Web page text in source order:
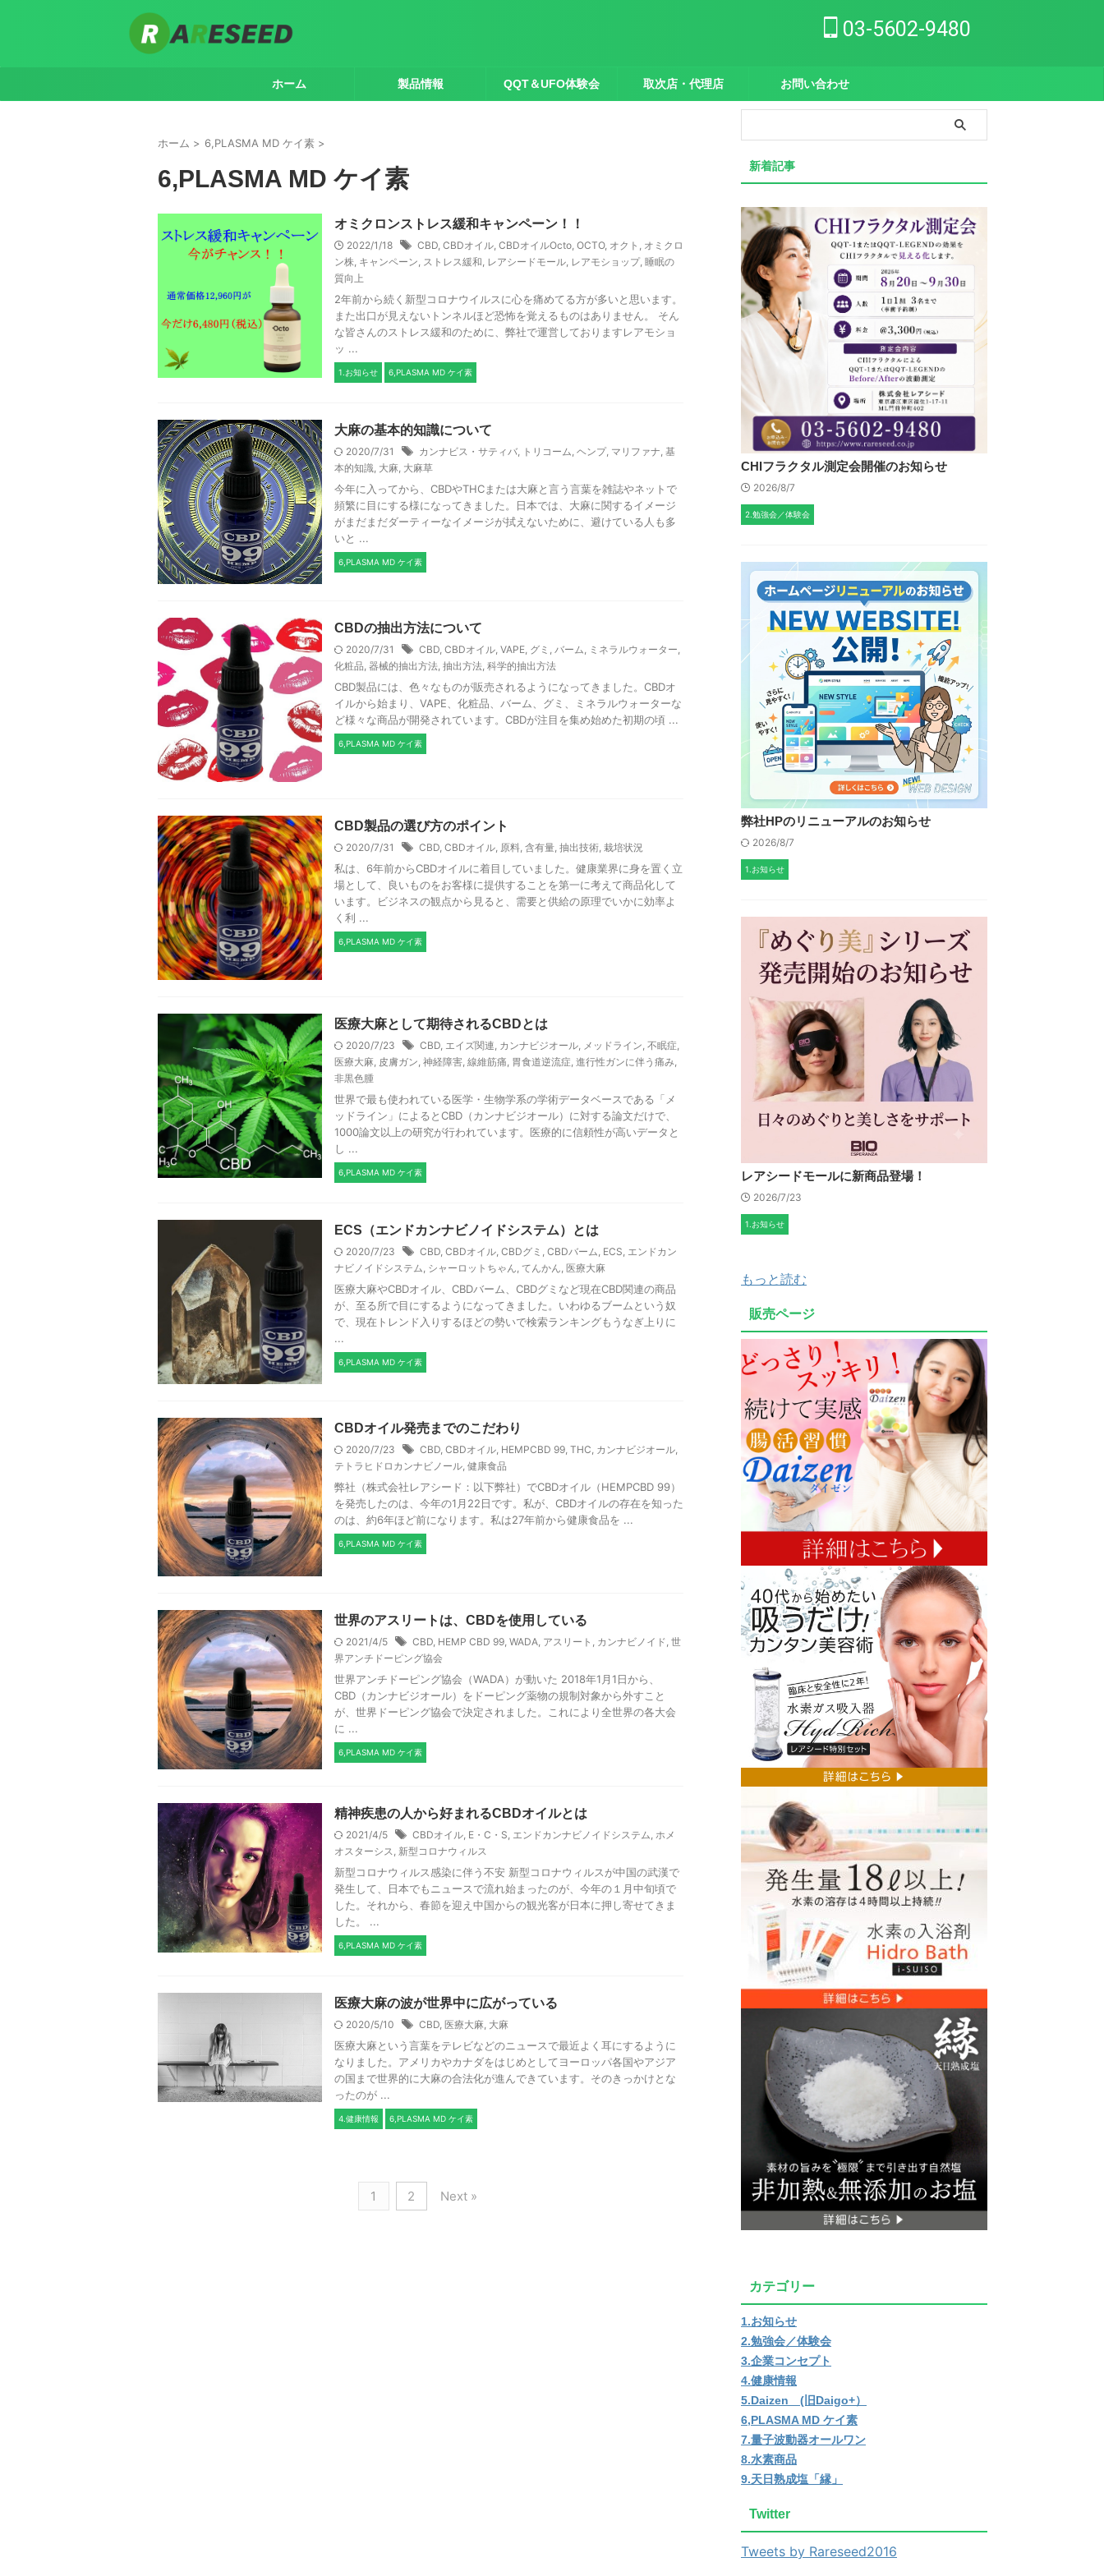
03-5602-9480
ホーム 製品情報 QQT＆UFO体験会 取次店・代理店 お問い合わせ
ホーム > 6,PLASMA MD ケイ素 >
6,PLASMA MD ケイ素
オミクロンストレス緩和キャンペーン！！
2022/1/18 CBD, CBDオイル, CBDオイルOcto, OCTO, オクト , オミクロ
ン株, キャンペーン, ストレス緩和, レアシードモール, レアモショップ, 睡眠の
質向上
2年前から続く新型コロナウイルスに心を痛めてる方が多いと思います。
また出口が見えないトンネルほど恐怖を覚えるものはありません。 そん
な皆さんのストレス緩和のために、弊社で運営しておりますレアモショ
ッ ...
1.お知らせ 6,PLASMA MD ケイ素
大麻の基本的知識について
2020/7/31 カンナビス・サティバ, トリコーム, ヘンプ, マリファナ, 基
本的知識, 大麻, 大麻草
今年に入ってから、CBDやTHCまたは大麻と言う言葉を雑誌やネットで
頻繁に目にする様になってきました。日本では、大麻に関するイメージ
がまだまだダーティーなイメージが拭えないために、避けている人も多
いと ...
6,PLASMA MD ケイ素
CBDの抽出方法について
2020/7/31 CBD, CBDオイル, VAPE, グミ , バーム, ミネラルウォーター,
化粧品, 器械的抽出方法, 抽出方法, 科学的抽出方法
CBD製品には、色々なものが販売されるようになってきました。CBDオ
イルから始まり、VAPE、化粧品、バーム、グミ、ミネラルウォーターな
ど様々な商品が開発されています。CBDが注目を集め始めた初期の頃 ...
6,PLASMA MD ケイ素
CBD製品の選び方のポイント
2020/7/31 CBD, CBDオイル, 原料, 含有量, 抽出技術, 栽培状況
私は、6年前からCBDオイルに着目していました。健康業界に身を置く立
場として、良いものをお客様に提供することを第一に考えて商品化して
います。ビジネスの観点から見ると、需要と供給の原理でいかに効率よ
く利 ...
6,PLASMA MD ケイ素
医療大麻として期待されるCBDとは
2020/7/23 CBD, エイズ関連, カンナビジオール, メッドライン, 不眠症,
医療大麻, 皮膚ガン, 神経障害, 線維筋痛, 胃食道逆流症, 進行性ガンに伴う痛み,
非黒色腫
世界で最も使われている医学・生物学系の学術データベースである「メ
ッドライン」によるとCBD（カンナビジオール）に対する論文だけで、
1000論文以上の研究が行われています。医療的に信頼性が高いデータと
し ...
6,PLASMA MD ケイ素
ECS（エンドカンナビノイドシステム）とは
2020/7/23 CBD, CBDオイル, CBDグミ , CBDバーム, ECS, エンドカン
ナビノイドシステム, シャーロットちゃん, てんかん, 医療大麻
医療大麻やCBDオイル、CBDバーム、CBDグミなど現在CBD関連の商品
が、至る所で目にするようになってきました。いわゆるブームという奴
で、現在トレンド入りするほどの勢いで検索ランキングもうなぎ上りに
...
6,PLASMA MD ケイ素
CBDオイル発売までのこだわり
2020/7/23 CBD, CBDオイル, HEMPCBD 99, THC, カンナビジオール,
テトラヒドロカンナビノール, 健康食品
弊社（株式会社レアシード：以下弊社）でCBDオイル（HEMPCBD 99）
を発売したのは、今年の1月22日です。私が、CBDオイルの存在を知った
のは、約6年ほど前になります。私は27年前から健康食品を ...
6,PLASMA MD ケイ素
世界のアスリートは、CBDを使用している
2021/4/5 CBD, HEMP CBD 99, WADA, アスリート , カンナビノイド, 世
界アンチドーピング協会
世界アンチドーピング協会（WADA）が動いた 2018年1月1日から、
CBD（カンナビジオール）をドーピング薬物の規制対象から外すこと
が、世界ドーピング協会で決定されました。これにより全世界の各大会
に ...
6,PLASMA MD ケイ素
精神疾患の人から好まれるCBDオイルとは
2021/4/5 CBDオイル E・C・S エンドカンナビノイドシステム ホメ
オスターシス 新型コロナウィルス
新型コロナウィルス感染に伴う不安 新型コロナウィルスが中国の武漢で
発生して、日本でもニュースで流れ始まったのが、今年の１月中旬頃で
した。それから、春節を迎え中国からの観光客が日本に押し寄せてきま
した。 ...
6,PLASMA MD ケイ素
医療大麻の波が世界中に広がっている
2020/5/10 CBD 医療大麻 大麻
医療大麻という言葉をテレビなどのニュースで最近よく耳にするように
なりました。アメリカやカナダをはじめとしてヨーロッパ各国やアジア
の国まで世界的に大麻の合法化が進んできています。そのきっかけとな
ったのが ...
4.健康情報 6,PLASMA MD ケイ素
1 2 Next »
新着記事
CHIフラクタル測定会開催のお知らせ
2026/8/7
2.勉強会／体験会
弊社HPのリニューアルのお知らせ
2026/8/7
1.お知らせ
レアシードモールに新商品登場！
2026/7/23
1.お知らせ
もっと読む
販売ページ
カテゴリー
1.お知らせ
2.勉強会／体験会
3.企業コンセプト
4.健康情報
5.Daizen (旧Daigo+）
6,PLASMA MD ケイ素
7.量子波動器オールワン
8.水素商品
9.天日熟成塩「縁」
Twitter
Tweets by Rareseed2016